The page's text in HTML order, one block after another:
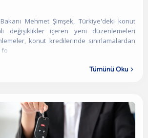
Mehmet Şimşek, Türkiye'deki konut
değişiklikler içeren yeni düzenlemeleri
konut kredilerinde sınırlamalardan
fo
Tümünü Oku 